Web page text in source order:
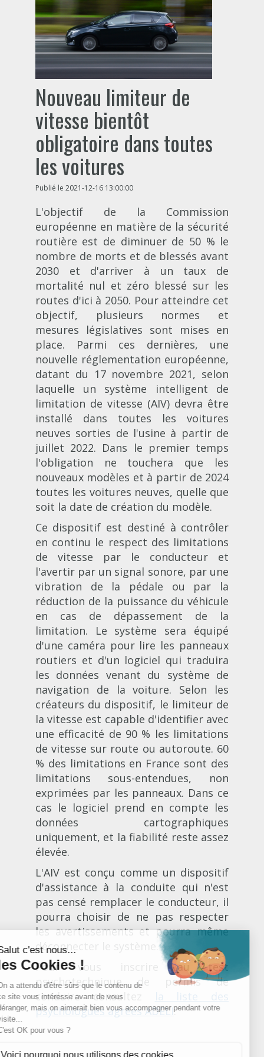
Nouveau limiteur de
vitesse bientôt
obligatoire dans toutes
les voitures
Publié le 2021-12-16 13:00:00
L'objectif de la Commission
européenne en matière de la sécurité
routière est de diminuer de 50 % le
nombre de morts et de blessés avant
2030 et d'arriver à un taux de
mortalité nul et zéro blessé sur les
routes d'ici à 2050. Pour atteindre cet
objectif, plusieurs normes et
mesures législatives sont mises en
place. Parmi ces dernières, une
nouvelle réglementation européenne,
datant du 17 novembre 2021, selon
laquelle un système intelligent de
limitation de vitesse (AIV) devra être
installé dans toutes les voitures
neuves sorties de l'usine à partir de
juillet 2022. Dans le premier temps
l'obligation ne touchera que les
nouveaux modèles et à partir de 2024
toutes les voitures neuves, quelle que
soit la date de création du modèle.
Ce dispositif est destiné à contrôler
en continu le respect des limitations
de vitesse par le conducteur et
l'avertir par un signal sonore, par une
vibration de la pédale ou par la
réduction de la puissance du véhicule
en cas de dépassement de la
limitation. Le système sera équipé
d'une caméra pour lire les panneaux
routiers et d'un logiciel qui traduira
les données venant du système de
navigation de la voiture. Selon les
créateurs du dispositif, le limiteur de
la vitesse est capable d'identifier avec
une efficacité de 90 % les limitations
de vitesse sur route ou autoroute. 60
% des limitations en France sont des
limitations sous-entendues, non
exprimées par les panneaux. Dans ce
cas le logiciel prend en compte les
données cartographiques
uniquement, et la fiabilité reste assez
élevée.
L'AIV est conçu comme un dispositif
d'assistance à la conduite qui n'est
pas censé remplacer le conducteur, il
pourra choisir de ne pas respecter
les avertissements et pourra même
déconnecter le système.
Pour vous inscrire au test
psychotechnique de permis de
conduire consultez
la liste des
psychologues agréés ADELI.